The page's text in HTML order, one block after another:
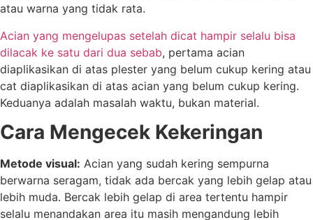
atau warna yang tidak rata.
Acian yang mengelupas setelah dicat hampir selalu bisa
dilacak ke satu dari dua sebab, pertama acian
diaplikasikan di atas plester yang belum cukup kering atau
cat diaplikasikan di atas acian yang belum cukup kering.
Keduanya adalah masalah waktu, bukan material.
Cara Mengecek Kekeringan
Metode visual: Acian yang sudah kering sempurna
berwarna seragam, tidak ada bercak yang lebih gelap atau
lebih muda. Bercak lebih gelap di area tertentu hampir
selalu menandakan area itu masih mengandung lebih